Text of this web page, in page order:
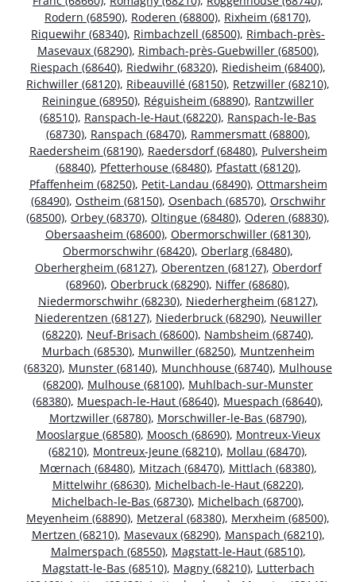
Rodern (68590), Roderen (68800), Rixheim (68170),
Riquewihr (68340), Rimbachzell (68500), Rimbach-près-
Masevaux (68290), Rimbach-près-Guebwiller (68500),
Riespach (68640), Riedwihr (68320), Riedisheim (68400),
Richwiller (68120), Ribeauvillé (68150), Retzwiller (68210),
Reiningue (68950), Réguisheim (68890), Rantzwiller
(68510), Ranspach-le-Haut (68220), Ranspach-le-Bas
(68730), Ranspach (68470), Rammersmatt (68800),
Raedersheim (68190), Raedersdorf (68480), Pulversheim
(68840), Pfetterhouse (68480), Pfastatt (68120),
Pfaffenheim (68250), Petit-Landau (68490), Ottmarsheim
(68490), Ostheim (68150), Osenbach (68570), Orschwihr
(68500), Orbey (68370), Oltingue (68480), Oderen (68830),
Obersaasheim (68600), Obermorschwiller (68130),
Obermorschwihr (68420), Oberlarg (68480),
Oberhergheim (68127), Oberentzen (68127), Oberdorf
(68960), Oberbruck (68290), Niffer (68680),
Niedermorschwihr (68230), Niederhergheim (68127),
Niederentzen (68127), Niederbruck (68290), Neuwiller
(68220), Neuf-Brisach (68600), Nambsheim (68740),
Murbach (68530), Munwiller (68250), Muntzenheim
(68320), Munster (68140), Munchhouse (68740), Mulhouse
(68200), Mulhouse (68100), Muhlbach-sur-Munster
(68380), Muespach-le-Haut (68640), Muespach (68640),
Mortzwiller (68780), Morschwiller-le-Bas (68790),
Mooslargue (68580), Moosch (68690), Montreux-Vieux
(68210), Montreux-Jeune (68210), Mollau (68470),
Mœrnach (68480), Mitzach (68470), Mittlach (68380),
Mittelwihr (68630), Michelbach-le-Haut (68220),
Michelbach-le-Bas (68730), Michelbach (68700),
Meyenheim (68890), Metzeral (68380), Merxheim (68500),
Mertzen (68210), Masevaux (68290), Manspach (68210),
Malmerspach (68550), Magstatt-le-Haut (68510),
Magstatt-le-Bas (68510), Magny (68210), Lutterbach